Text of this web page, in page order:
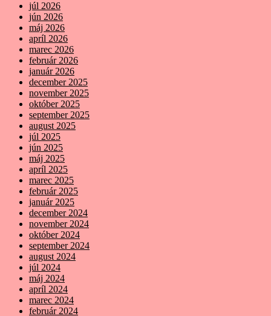
júl 2026
jún 2026
máj 2026
apríl 2026
marec 2026
február 2026
január 2026
december 2025
november 2025
október 2025
september 2025
august 2025
júl 2025
jún 2025
máj 2025
apríl 2025
marec 2025
február 2025
január 2025
december 2024
november 2024
október 2024
september 2024
august 2024
júl 2024
máj 2024
apríl 2024
marec 2024
február 2024